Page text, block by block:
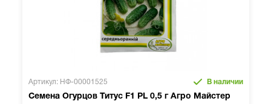
Артикул: НФ-00001525 В наличии
Семена Огурцов Титус F1 PL 0,5 г Агро Майстер